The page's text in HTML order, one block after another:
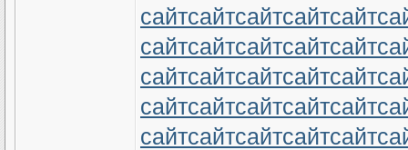
сайтсайтсайтсайтсайт
сайтсайтсайтсайтсайт
сайтсайтсайтсайтсайт
сайтсайтсайтсайтсайт
сайтсайтсайтсайтсайт